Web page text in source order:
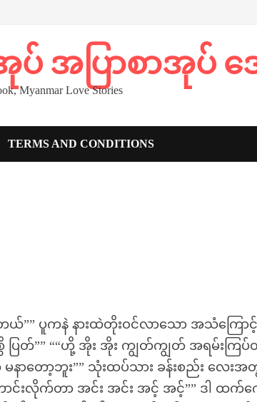
ပ် အပြာစာအုပ် အ
Myanmar Love Stories
TERMS AND CONDITIONS
ယ်”” ပူကနဲ နားထဲတိုးဝင်လာသော အသံကြေ
”” ““ဟို့ အိုး အိုး ကျွတ်ကျွတ် အရမ်းကြပ်တာ
ာတော့ဘူး”” သုံးထပ်သား ခန်းစည်း လေးအ
င်းလိုက်တာ အင်း အင်း အင့် အင့်”” ဒါ ထ